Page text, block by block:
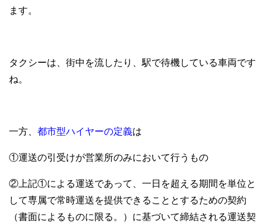
ます。
タクシーは、街中を流したり、駅で待機している車両です
ね。
一方、 都市型ハイヤーの定義は
①運送の引受けが営業所のみにおいて行うもの
②上記①による運送であって、一日を超える期間を単位と
して専属で常時運送を提供できることとするための契約
（書面によるものに限る。）に基づいて締結される運送契